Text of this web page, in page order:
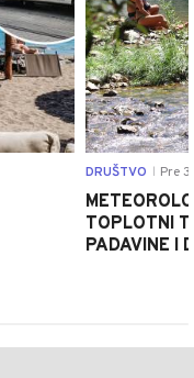
DRUŠTVO Pre
TOPLOTNI
PADAVINE I